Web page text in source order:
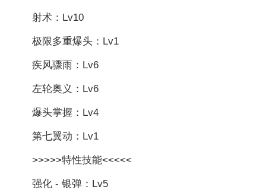
射术：Lv10
极限多重爆头：Lv1
疾风骤雨：Lv6
左轮奥义：Lv6
爆头掌握：Lv4
第七翼动：Lv1
>>>>>特性技能<<<<<
强化 - 银弹：Lv5